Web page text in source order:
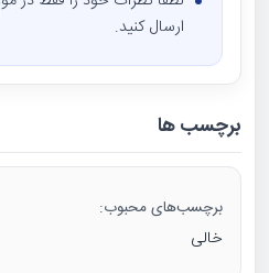
ارسال کنید.
برچسب ها
برچسب‌های محبوب:
خالی